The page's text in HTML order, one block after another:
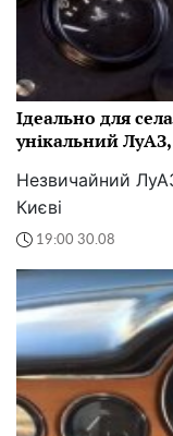
Ідеально для
унікальний
Незвичайний
Києві
19:00 30.08